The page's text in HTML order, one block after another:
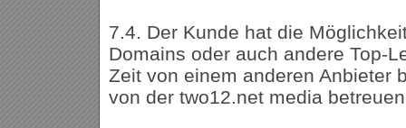
7.4. Der Kunde hat die
Domains oder auch andere Top-
Zeit von einem anderen Anbieter
von der two12.net media